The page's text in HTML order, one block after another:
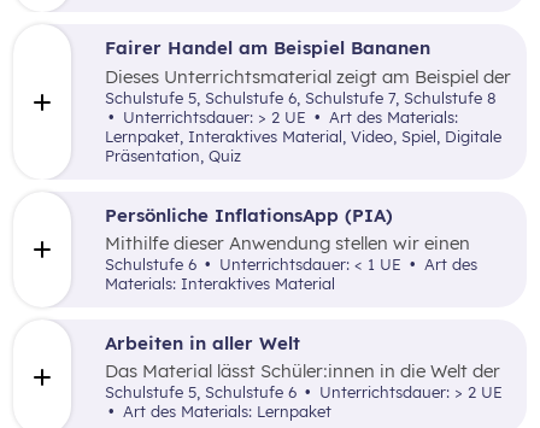
Arbeiten in aller Welt
Das Material lässt Schüler:innen in die Welt der
Berufe eintauchen und regt an, sich mit
Arbeiten in aller Welt auseinanderzusetzen und
Schulstufe 5, Schulstufe 6
Unterrichtsdauer: > 2 UE
Art des Materials: Lernpaket
Fairer Handel am Beispiel Bananen
Dieses Unterrichtsmaterial zeigt am Beispiel der
Banane, warum es den fairen Handel braucht
und wie dieser funktioniert.
Schulstufe 5, Schulstufe 6, Schulstufe 7, Schulstufe 8
Unterrichtsdauer: > 2 UE
Lernpaket, Interaktives Material, Video, Spiel, Digitale
Präsentation, Quiz
Persönliche InflationsApp (PIA)
Mithilfe dieser Anwendung stellen wir einen
persönlichen Bezug zur Inflation her.
Schulstufe 6 Unterrichtsdauer: < 1 UE
Materials: Interaktives Material